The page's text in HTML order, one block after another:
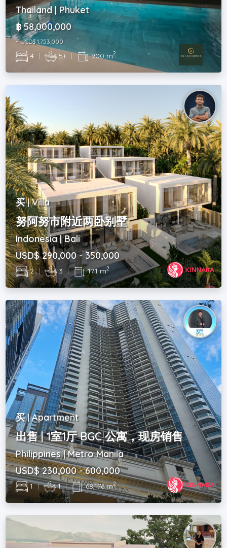
Thailand | Phuket
฿ 58,000,000
~ USD$ 1,753,000
4 | 5+ | 900 m2
买 | Villa
努阿努市附近两卧别墅
Indonesia | Bali
USD$ 290,000 - 350,000
2 | 3 | 171 m2
买 | Apartment
出售 | 1室1厅 BGC 公寓，现房销售
Philippines | Metro Manila
USD$ 230,000 - 600,000
1 | 1 | 68,176 m2